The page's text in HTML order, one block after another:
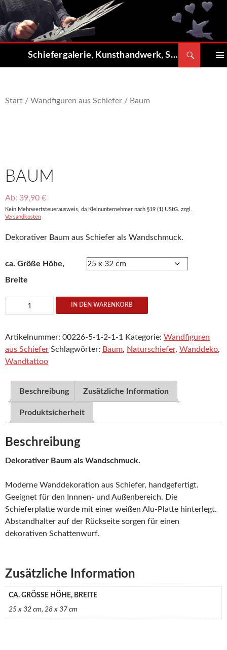
Zum
springen
Schiefergalerie, Kunsthandwerk, Shop
Start / Wandfiguren aus Schiefer / Baum
BAUM
Ab: 39,90 €
Kein Mehrwertsteuerausweis, da Kleinunternehmer nach §19 (1) UStG. zzgl.
Versandkosten
Dekorativer Baum aus Schiefer als Wandschmuck.
ca. Größe Höhe,
Breite
Menge
IN DEN WARENKORB
Artikelnummer: 00226-5-1-2-1-1 Kategorie: Wandfiguren
aus Schiefer Schlagwörter: Baum, Naturschiefer, Wanddeko,
Wandtattoo
Beschreibung Zusätzliche Information
Produktsicherheit
Beschreibung
Dekorativer Baum als Wandschmuck.
Moderne Wanddekoration aus Schiefer, handgefertigt.
Geeignet für den Innnen- und Außenbereich. Die
Schieferplatte wurde mit einer weißen Alu-Platte hinterlegt.
Abstandhalter auf der Rückseite sorgen für einen
dekorativen Schattenwurf.
Zusätzliche Information
CA. GRÖSSE HÖHE, BREITE
25 x 32 cm, 28 x 37 cm